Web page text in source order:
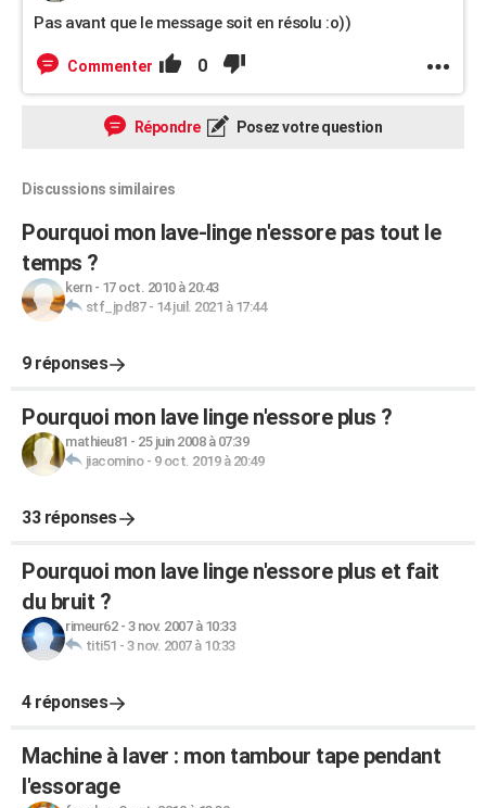
Pas avant que le message soit en résolu :o))
Commenter 0
Répondre Posez votre question
Discussions similaires
Pourquoi mon lave-linge n'essore pas tout le
temps ?
kern- 17 oct. 2010 à 20:43
stf_jpd87- 14 juil. 2021 à 17:44
9 réponses
Pourquoi mon lave linge n'essore plus ?
mathieu81 - 25 juin 2008 à 07:39
jiacomino- 9 oct. 2019 à 20:49
33 réponses
Pourquoi mon lave linge n'essore plus et fait
du bruit ?
rimeur62- 3 nov. 2007 à 10:33
titi51 - 3 nov. 2007 à 10:33
4 réponses
Machine à laver : mon tambour tape pendant
l'essorage